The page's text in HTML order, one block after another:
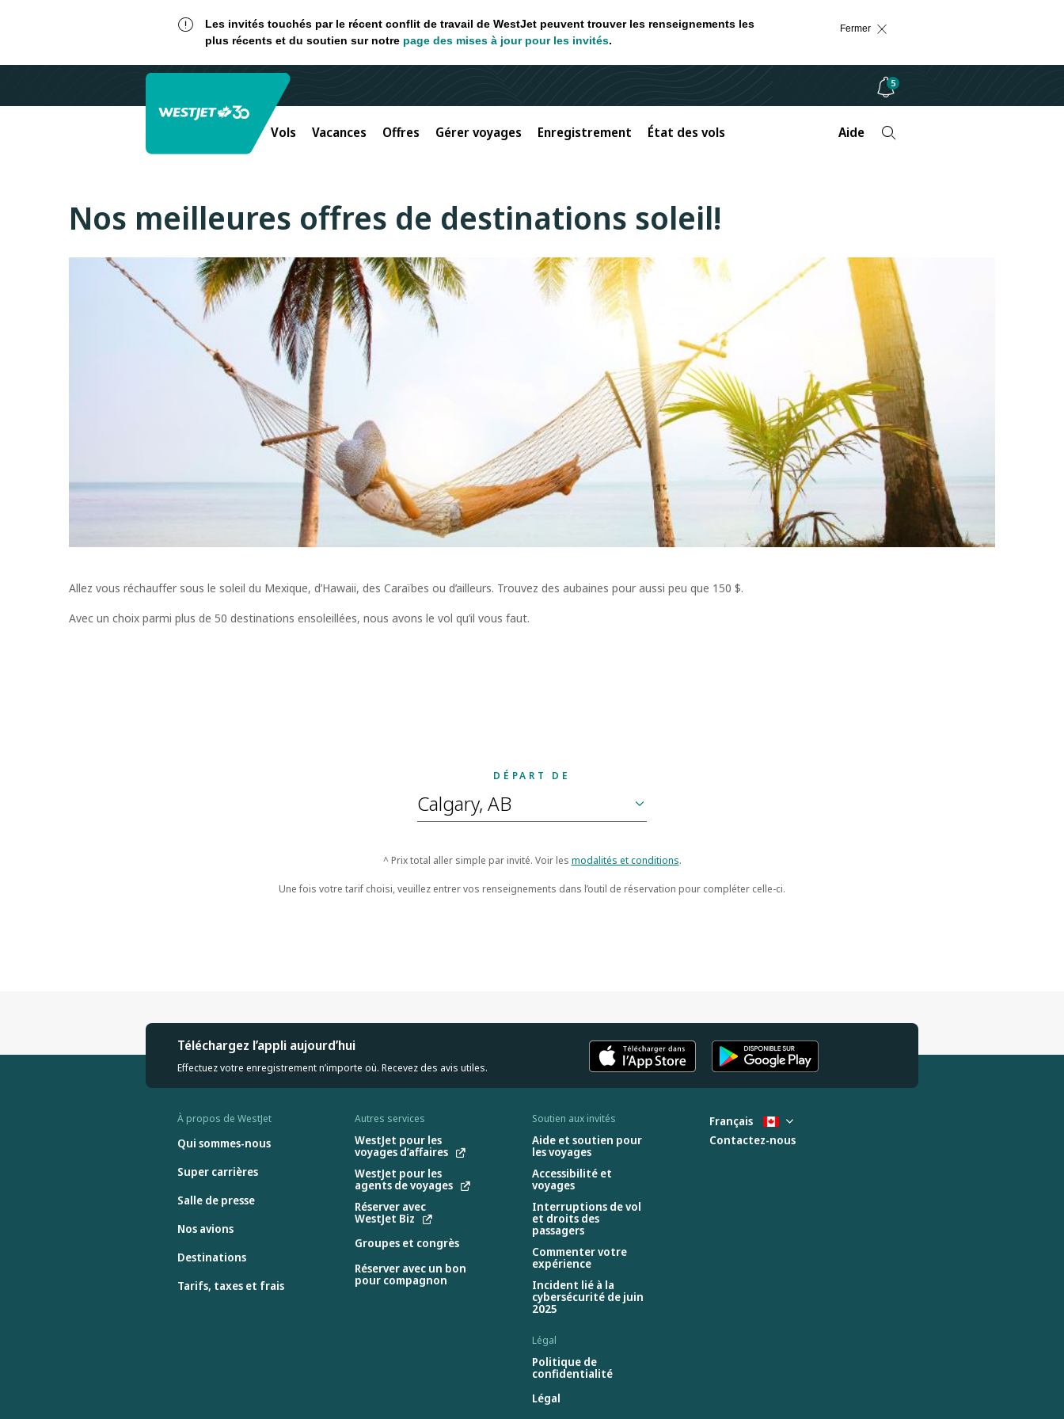
Les invités touchés par le récent conflit de travail de WestJet peuvent trouver les renseignements les
plus récents et du soutien sur notre page des mises à jour pour les invités.
Fermer
5
Vols Vacances Offres Gérer voyages Enregistrement État des vols Aide
Nos meilleures offres de destinations soleil!
Allez vous réchauffer sous le soleil du Mexique, d’Hawaii, des Caraïbes ou d’ailleurs. Trouvez des aubaines pour aussi peu que 150 $.
Avec un choix parmi plus de 50 destinations ensoleillées, nous avons le vol qu’il vous faut.
DÉPART DE
^ Prix total aller simple par invité. Voir les modalités et conditions.
Une fois votre tarif choisi, veuillez entrer vos renseignements dans l’outil de réservation pour compléter celle-ci.
Téléchargez l’appli aujourd’hui
Effectuez votre enregistrement n’importe où. Recevez des avis utiles.
À propos de WestJet
Qui sommes-nous
Super carrières
Salle de presse
Nos avions
Destinations
Tarifs, taxes et frais
Autres services
WestJet pour les
voyages d’affaires
WestJet pour les
agents de voyages
Réserver avec
WestJet Biz
Groupes et congrès
Réserver avec un bon
pour compagnon
Soutien aux invités
Aide et soutien pour
les voyages
Accessibilité et
voyages
Interruptions de vol
et droits des
passagers
Commenter votre
expérience
Incident lié à la
cybersécurité de juin
2025
Légal
Politique de
confidentialité
Légal
Français
Contactez-nous